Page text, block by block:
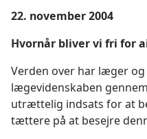
22. november 2004
Hvornår bliver vi fri for
Verden over har læger
lægevidenskaben
utrættelig indsats for at
tættere på at besejre